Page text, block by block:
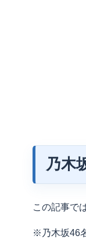
乃木
この記事で
※乃木坂46